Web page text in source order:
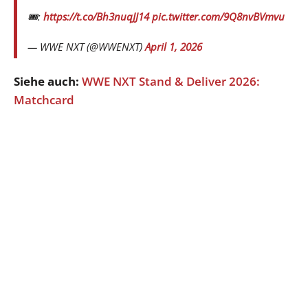
🎟️: https://t.co/Bh3nuqJJ14 pic.twitter.com/9Q8nvBVmvu
— WWE NXT (@WWENXT)April 1, 2026
Siehe auch: WWE NXT Stand & Deliver 2026:
Matchcard